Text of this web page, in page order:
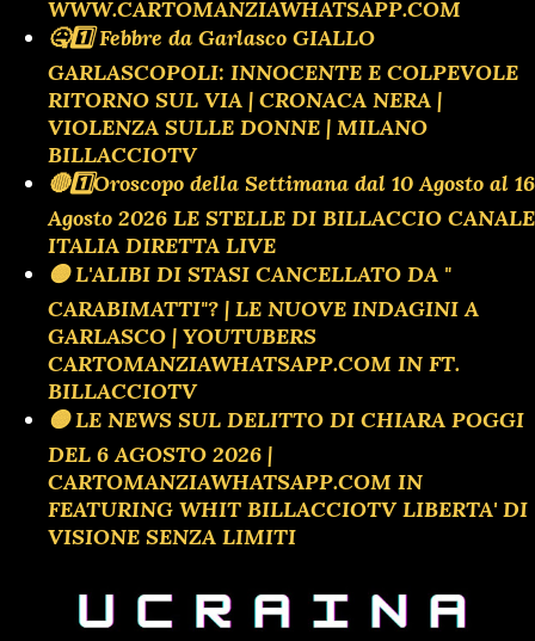
WWW.CARTOMANZIAWHATSAPP.COM
🤒1️⃣ Febbre da Garlasco GIALLO
GARLASCOPOLI: INNOCENTE E COLPEVOLE
RITORNO SUL VIA | CRONACA NERA |
VIOLENZA SULLE DONNE | MILANO
BILLACCIOTV
🔴1️⃣Oroscopo della Settimana dal 10 Agosto al 16
Agosto 2026 LE STELLE DI BILLACCIO CANALE
ITALIA DIRETTA LIVE
🟡 L'ALIBI DI STASI CANCELLATO DA "
CARABIMATTI"? | LE NUOVE INDAGINI A
GARLASCO | YOUTUBERS
CARTOMANZIAWHATSAPP.COM IN FT.
BILLACCIOTV
🟡 LE NEWS SUL DELITTO DI CHIARA POGGI
DEL 6 AGOSTO 2026 |
CARTOMANZIAWHATSAPP.COM IN
FEATURING WHIT BILLACCIOTV LIBERTA' DI
VISIONE SENZA LIMITI